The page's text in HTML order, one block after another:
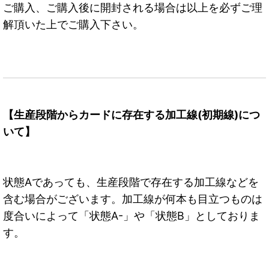
ご購入、ご購入後に開封される場合は以上を必ずご理
解頂いた上でご購入下さい。
【生産段階からカードに存在する加工線(初期線)につ
いて】
状態Aであっても、生産段階で存在する加工線などを
含む場合がございます。加工線が何本も目立つものは
度合いによって「状態A-」や「状態B」としておりま
す。